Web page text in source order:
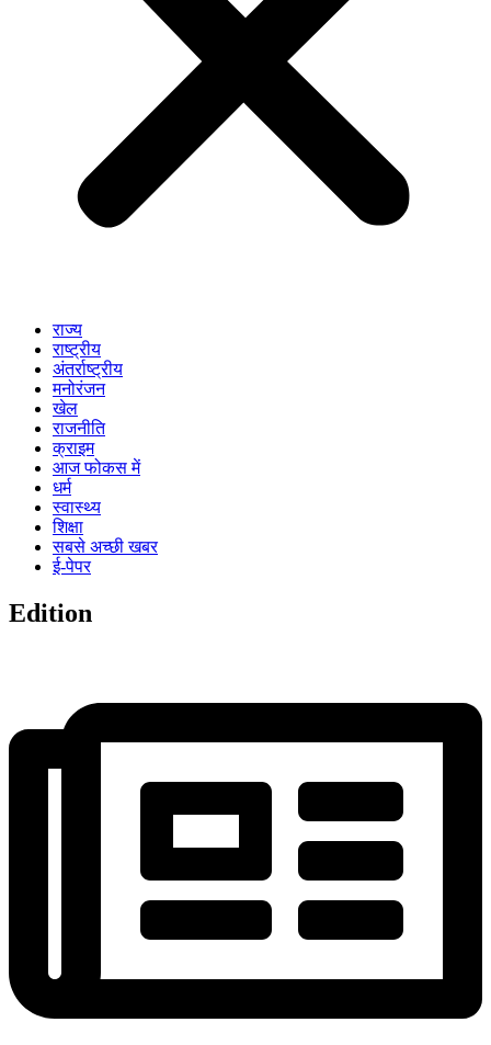
राज्य
राष्ट्रीय
अंतर्राष्ट्रीय
मनोरंजन
खेल
राजनीति
क्राइम
आज फोकस में
धर्म
स्वास्थ्य
शिक्षा
सबसे अच्छी खबर
ई-पेपर
Edition